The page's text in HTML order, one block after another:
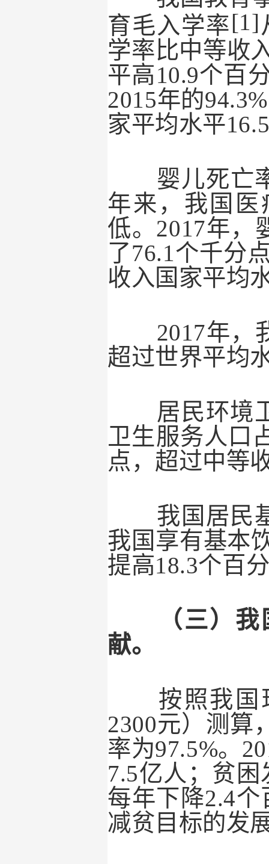
育毛入学率[1]
学率比中等收
平高10.9个百
2015年的94.3%
家平均水平
婴儿死亡率
年来，我国
低。 2017年，
了76.1个千分
收入国家平均
2017年，
超过世界平均
居民环境卫
卫生服务人口
点，超过中等
我国居民基
我国享有基本
提高18.3个百
（三）我国
献。
按照我国
2300元）测算
率为97.5%。
7.5亿人；贫困
每年下降2.4个
减贫目标的发